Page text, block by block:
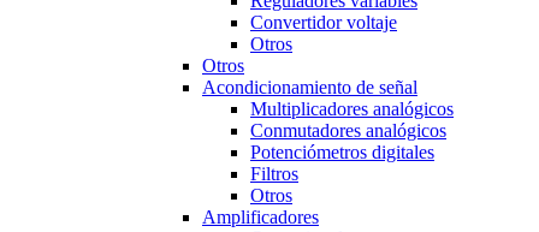
Convertidor voltaje
Otros
Otros
Acondicionamiento de señal
Multiplicadores analógicos
Conmutadores analógicos
Potenciómetros digitales
Filtros
Otros
Amplificadores